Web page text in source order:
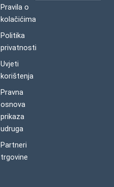
Pravila o
kolačićima
Politika
privatnosti
Uvjeti
korištenja
Pravna
osnova
prikaza
udruga
Partneri
trgovine